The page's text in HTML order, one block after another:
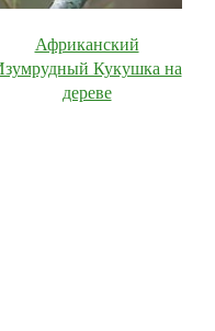
Африканский
Кукушка на
дереве